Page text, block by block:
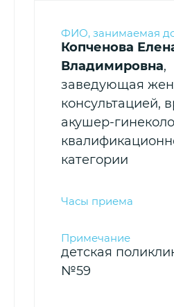
Копченова
Владимировна,
заведующая
консультацией,
акушер-
категории
детская
№59